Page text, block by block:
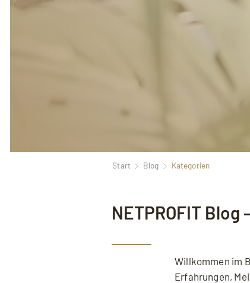
Start Blog Kategorien
NETPROFIT Blog
Willkommen im
Erfahrungen,